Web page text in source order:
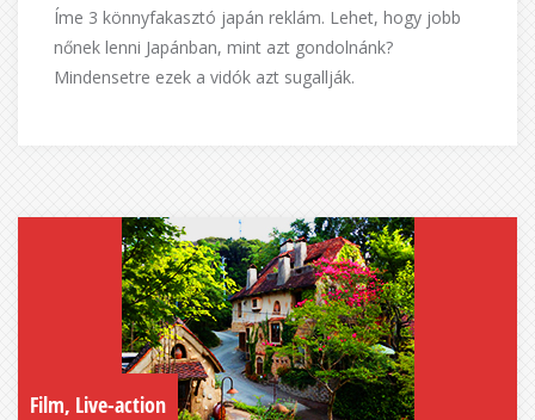
Íme 3 könnyfakasztó japán reklám. Lehet, hogy jobb
nőnek lenni Japánban, mint azt gondolnánk?
Mindensetre ezek a vidók azt sugallják.
Film, Live-action